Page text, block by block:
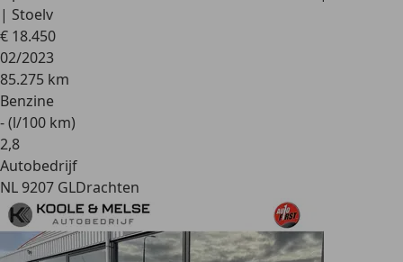
| Stoelv
€ 18.450
02/2023
85.275 km
Benzine
- (l/100 km)
2,8
Autobedrijf
NL 9207 GLDrachten